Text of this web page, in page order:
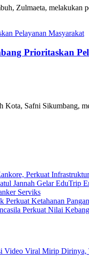
Zulmaeta, melakukan
Prioritaskan
Safni Sikumbang,
Perkuat
Jannah Gelar EduTrip
Serviks
Ketahanan
Perkuat Nilai
Viral Mirip Dirinya,